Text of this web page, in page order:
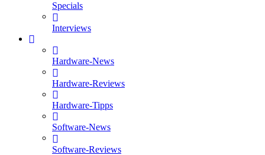
Specials
Interviews
Hardware-News
Hardware-Reviews
Hardware-Tipps
Software-News
Software-Reviews